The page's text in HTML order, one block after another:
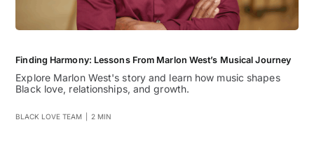
Finding Harmony: Lessons From Marlon West’s Musical Journey
Explore Marlon West's story and learn how music shapes
Black love, relationships, and growth.
BLACK LOVE TEAM 2 MIN